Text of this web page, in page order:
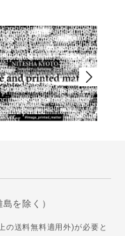
を除く）
の送料無料適用外)が必要と